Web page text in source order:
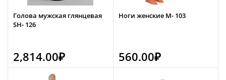
Голова мужская глянцевая
SH- 126
2,814.00₽
Ноги женские М- 103
560.00₽